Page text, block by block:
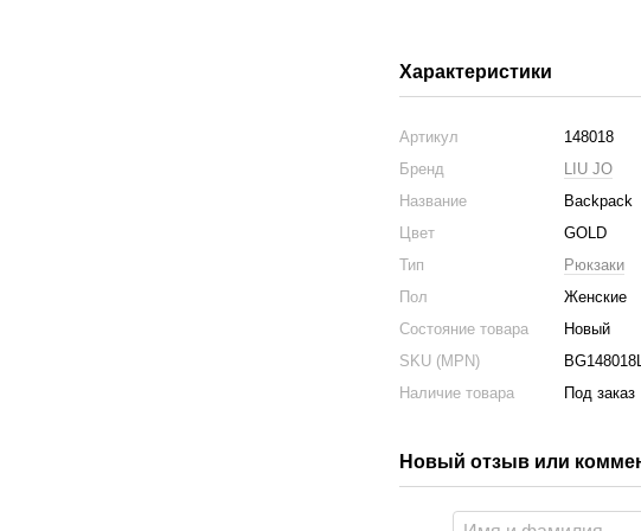
Характеристики
Артикул
148018
Бренд
LIU JO
Название
Backpack
Цвет
GOLD
Тип
Рюкзаки
Пол
Женские
Состояние товара
Новый
SKU (MPN)
Наличие товара
Под заказ
Новый отзыв или